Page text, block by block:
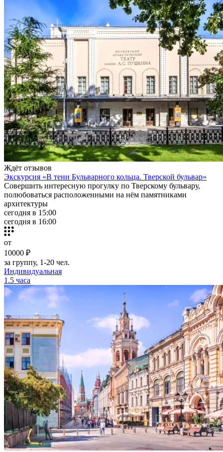
Ждёт отзывов
Экскурсия «В тени Бульварного кольца. Тверской бульвар»
Совершить интересную прогулку по Тверскому бульвару,
полюбоваться расположенными на нём памятниками
архитектуры
сегодня в 15:00
сегодня в 16:00
от
10000 ₽
за группу, 1-20 чел.
Индивидуальная
1.5 часа